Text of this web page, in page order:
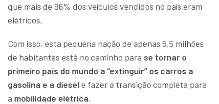
que mais de 96% dos veículos vendidos no país eram
elétricos.
Com isso, esta pequena nação de apenas 5,5 milhões
de habitantes está no caminho para se tornar o
primeiro país do mundo a “extinguir” os carros a
gasolina e a diesel e fazer a transição completa para
a mobilidade elétrica.